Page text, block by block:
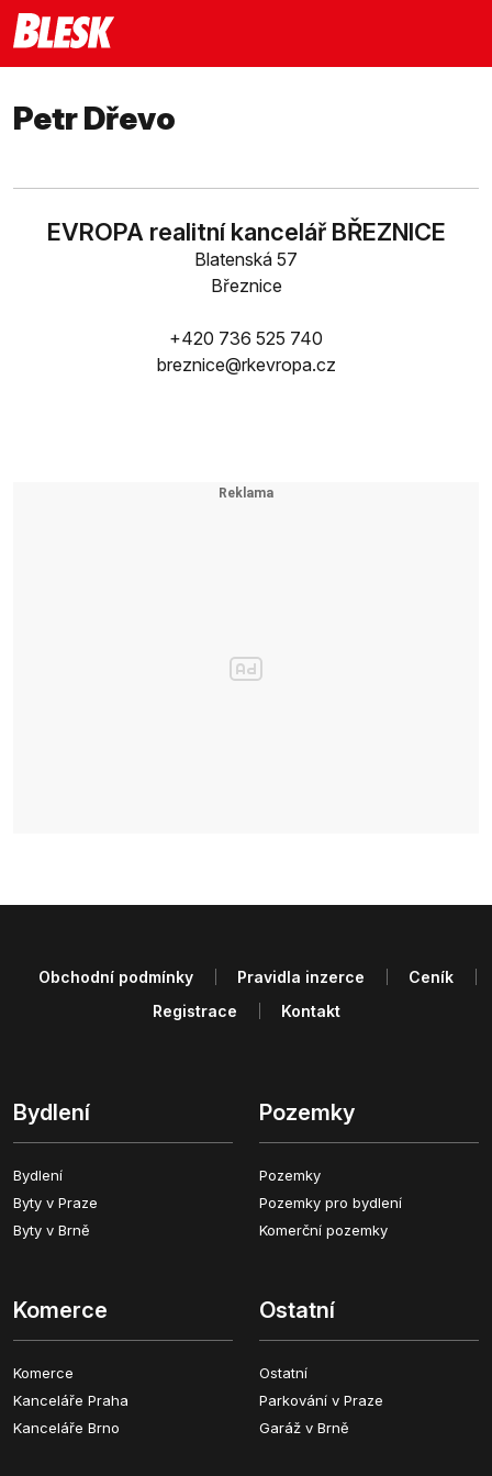
Petr Dřevo
EVROPA realitní kancelář BŘEZNICE
Blatenská 57
Březnice
+420 736 525 740
breznice@rkevropa.cz
Bydlení
Bydlení
Byty v Praze
Byty v Brně
Pozemky
Pozemky
Pozemky pro bydlení
Komerční pozemky
Komerce
Komerce
Kanceláře Praha
Kanceláře Brno
Ostatní
Ostatní
Parkování v Praze
Garáž v Brně
Obchodní podmínky Pravidla inzerce
Ceník
Registrace
Kontakt